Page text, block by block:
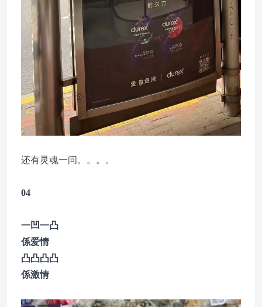
还有灵魂一问。。。。
04
一凹一凸
係爱情
凸凸凸凸
係激情